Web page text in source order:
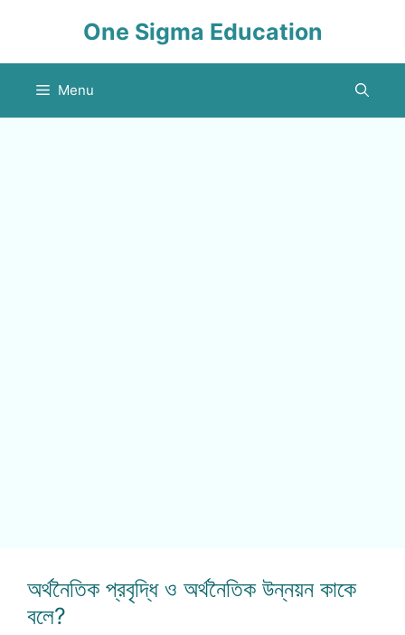
One Sigma Education
Menu
অর্থনৈতিক প্রবৃদ্ধি ও অর্থনৈতিক উন্নয়ন কাকে
বলে?